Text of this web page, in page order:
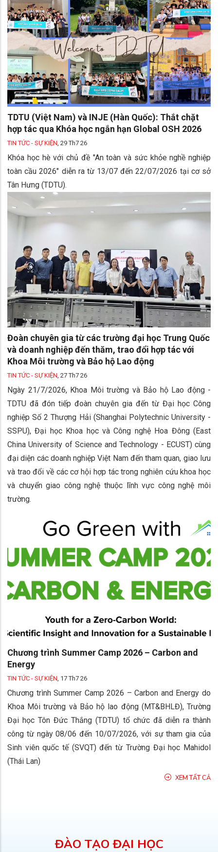
TDTU (Việt Nam) và INJE (Hàn Quốc): Thắt chặt
hợp tác qua Khóa học ngắn hạn Global OSH 2026
TIN TỨC - SỰ KIỆN 29 Th7 26
Khóa học hè với chủ đề "An toàn và sức khỏe nghề nghiệp
toàn cầu 2026" diễn ra từ 13/07 đến 22/07/2026 tại cơ sở
Tân Hưng (TDTU).
Đoàn chuyên gia từ các trường đại học Trung Quốc
và doanh nghiệp đến thăm, trao đổi hợp tác với
Khoa Môi trường và Bảo hộ Lao động
TIN TỨC - SỰ KIỆN, 27 Th7 26
Ngày 21/7/2026, Khoa Môi trường và Bảo hộ Lao động -
TDTU đã đón tiếp đoàn chuyên gia đến từ Đại học Công
nghiệp Số 2 Thượng Hải (Shanghai Polytechnic University -
SSPU), Đại học Khoa học và Công nghệ Hoa Đông (East
China University of Science and Technology - ECUST) cùng
đại diện các doanh nghiệp Việt Nam đến tham quan, giao lưu
và trao đổi về các cơ hội hợp tác trong nghiên cứu khoa học
và chuyển giao công nghệ thuộc lĩnh vực công nghệ môi
trường.
Chương trình Summer Camp 2026 – Carbon and
Energy
TIN TỨC - SỰ KIỆN 17 Th7 26
Chương trình Summer Camp 2026 – Carbon and Energy do
Khoa Môi trường và Bảo hộ lao động (MT&BHLĐ), Trường
Đại học Tôn Đức Thắng (TDTU) tổ chức đã diễn ra thành
công từ ngày 08/06 đến 10/07/2026, với sự tham gia của
Sinh viên quốc tế (SVQT) đến từ Trường Đại học Mahidol
(Thái Lan)
XEM TẤT CẢ
ĐÀO TẠO ĐẠI HỌC